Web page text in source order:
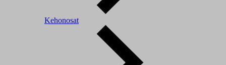
Kehonosat